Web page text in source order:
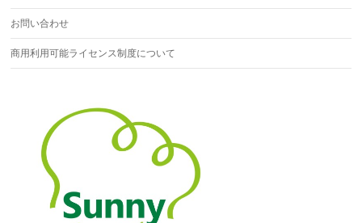
お問い合わせ
商用利用可能ライセンス制度について